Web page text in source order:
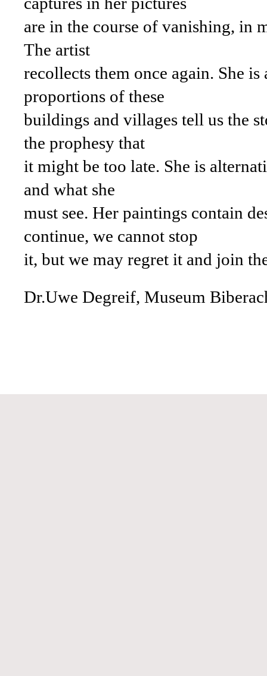
are in the course of vanishing, in
The artist
recollects them once again. She
proportions of these
buildings and villages tell us the
the prophesy that
it might be too late. She is
and what she
must see. Her paintings contain
continue, we cannot stop
it, but we may regret it and join
Dr.Uwe Degreif, Museum